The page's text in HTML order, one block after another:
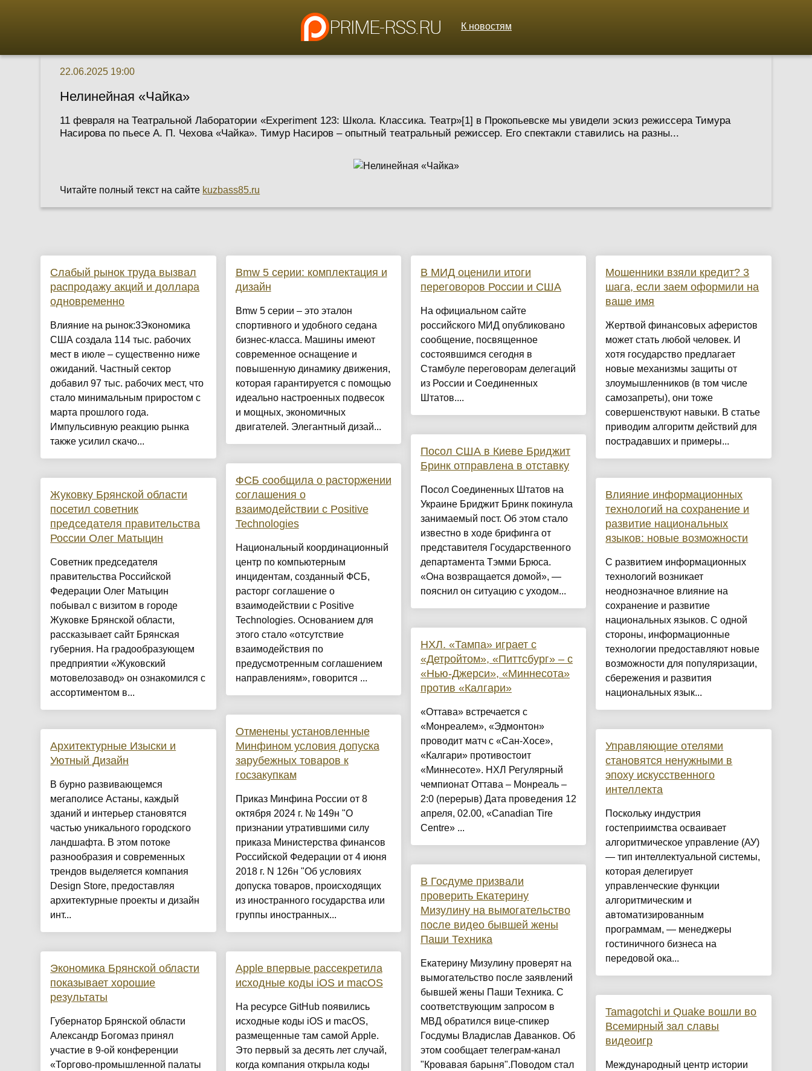
К новостям
22.06.2025 19:00
Нелинейная «Чайка»
11 февраля на Театральной Лаборатории «Experiment 123: Школа. Классика. Театр»[1] в Прокопьевске мы увидели эскиз режиссера Тимура
Насирова по пьесе А. П. Чехова «Чайка». Тимур Насиров – опытный театральный режиссер. Его спектакли ставились на разны...
Читайте полный текст на сайте kuzbass85.ru
Слабый рынок труда вызвал
распродажу акций и доллара
одновременно
Влияние на рынок:3Экономика
США создала 114 тыс. рабочих
мест в июле – существенно ниже
ожиданий. Частный сектор
добавил 97 тыс. рабочих мест, что
стало минимальным приростом с
марта прошлого года.
Импульсивную реакцию рынка
также усилил скачо...
Жуковку Брянской области
посетил советник
председателя правительства
России Олег Матыцин
Советник председателя
правительства Российской
Федерации Олег Матыцин
побывал с визитом в городе
Жуковке Брянской области,
рассказывает сайт Брянская
губерния. На градообразующем
предприятии «Жуковский
мотовелозавод» он ознакомился с
ассортиментом в...
Архитектурные Изыски и
Уютный Дизайн
​В бурно развивающемся
мегаполисе Астаны, каждый
зданий и интерьер становятся
частью уникального городского
ландшафта. В этом потоке
разнообразия и современных
трендов выделяется компания
Design Store, предоставляя
архитектурные проекты и дизайн
инт...
Экономика Брянской области
показывает хорошие
результаты
Губернатор Брянской области
Александр Богомаз принял
участие в 9-ой конференции
«Торгово-промышленной палаты
Bmw 5 серии: комплектация и
дизайн
Bmw 5 серии – это эталон
спортивного и удобного седана
бизнес-класса. Машины имеют
современное оснащение и
повышенную динамику движения,
которая гарантируется с помощью
идеально настроенных подвесок
и мощных, экономичных
двигателей. Элегантный дизай...
ФСБ сообщила о расторжении
соглашения о
взаимодействии с Positive
Technologies
Национальный координационный
центр по компьютерным
инцидентам, созданный ФСБ,
расторг соглашение о
взаимодействии с Positive
Technologies. Основанием для
этого стало «отсутствие
взаимодействия по
предусмотренным соглашением
направлениям», говорится ...
Отменены установленные
Минфином условия допуска
зарубежных товаров к
госзакупкам
Приказ Минфина России от 8
октября 2024 г. № 149н "О
признании утратившими силу
приказа Министерства финансов
Российской Федерации от 4 июня
2018 г. N 126н "Об условиях
допуска товаров, происходящих
из иностранного государства или
группы иностранных...
Apple впервые рассекретила
исходные коды iOS и macOS
На ресурсе GitHub появились
исходные коды iOS и macOS,
размещенные там самой Apple.
Это первый за десять лет случай,
когда компания открыла коды
В МИД оценили итоги
переговоров России и США
На официальном сайте
российского МИД опубликовано
сообщение, посвященное
состоявшимся сегодня в
Стамбуле переговорам делегаций
из России и Соединенных
Штатов....
Посол США в Киеве Бриджит
Бринк отправлена в отставку
Посол Соединенных Штатов на
Украине Бриджит Бринк покинула
занимаемый пост. Об этом стало
известно в ходе брифинга от
представителя Государственного
департамента Тэмми Брюса.
«Она возвращается домой», —
пояснил он ситуацию с уходом...
НХЛ. «Тампа» играет с
«Детройтом», «Питтсбург» – с
«Нью-Джерси», «Миннесота»
против «Калгари»
«Оттава» встречается с
«Монреалем», «Эдмонтон»
проводит матч с «Сан-Хосе»,
«Калгари» противостоит
«Миннесоте». НХЛ Регулярный
чемпионат Оттава – Монреаль –
2:0 (перерыв) Дата проведения 12
апреля, 02.00, «Canadian Tire
Centre» ...
В Госдуме призвали
проверить Екатерину
Мизулину на вымогательство
после видео бывшей жены
Паши Техника
Екатерину Мизулину проверят на
вымогательство после заявлений
бывшей жены Паши Техника. С
соответствующим запросом в
МВД обратился вице-спикер
Госдумы Владислав Даванков. Об
этом сообщает телеграм-канал
"Кровавая барыня".Поводом стал
Мошенники взяли кредит? 3
шага, если заем оформили на
ваше имя
Жертвой финансовых аферистов
может стать любой человек. И
хотя государство предлагает
новые механизмы защиты от
злоумышленников (в том числе
самозапреты), они тоже
совершенствуют навыки. В статье
приводим алгоритм действий для
пострадавших и примеры...
Влияние информационных
технологий на сохранение и
развитие национальных
языков: новые возможности
С развитием информационных
технологий возникает
неоднозначное влияние на
сохранение и развитие
национальных языков. С одной
стороны, информационные
технологии предоставляют новые
возможности для популяризации,
сбережения и развития
национальных язык...
Управляющие отелями
становятся ненужными в
эпоху искусственного
интеллекта
Поскольку индустрия
гостеприимства осваивает
алгоритмическое управление (АУ)
— тип интеллектуальной системы,
которая делегирует
управленческие функции
алгоритмическим и
автоматизированным
программам, — менеджеры
гостиничного бизнеса на
передовой ока...
Tamagotchi и Quake вошли во
Всемирный зал славы
видеоигр
Международный центр истории